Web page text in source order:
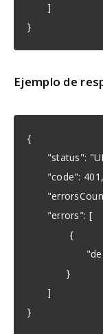
]
}
Ejemplo de
{
"status":
"code": 401,
"errors": [
{
}
]
}